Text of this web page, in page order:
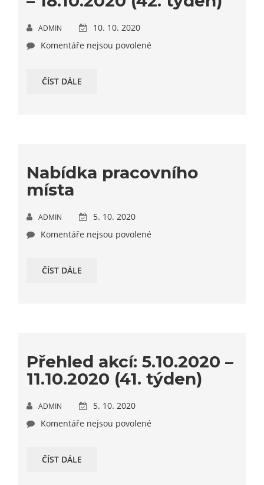
ADMIN
10. 10. 2020
Komentáře nejsou povolené
ČÍST DÁLE
Nabídka pracovního
místa
ADMIN
5. 10. 2020
Komentáře nejsou povolené
ČÍST DÁLE
Přehled akcí: 5.10.2020 –
11.10.2020 (41. týden)
ADMIN
5. 10. 2020
Komentáře nejsou povolené
ČÍST DÁLE